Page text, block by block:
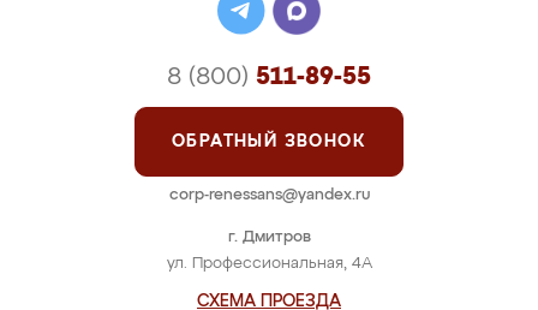
г. Дмитров
ул. Профессиональная, 4А
СХЕМА ПРОЕЗДА
8 (800) 511-89-55
ОБРАТНЫЙ ЗВОНОК
corp-renessans@yandex.ru